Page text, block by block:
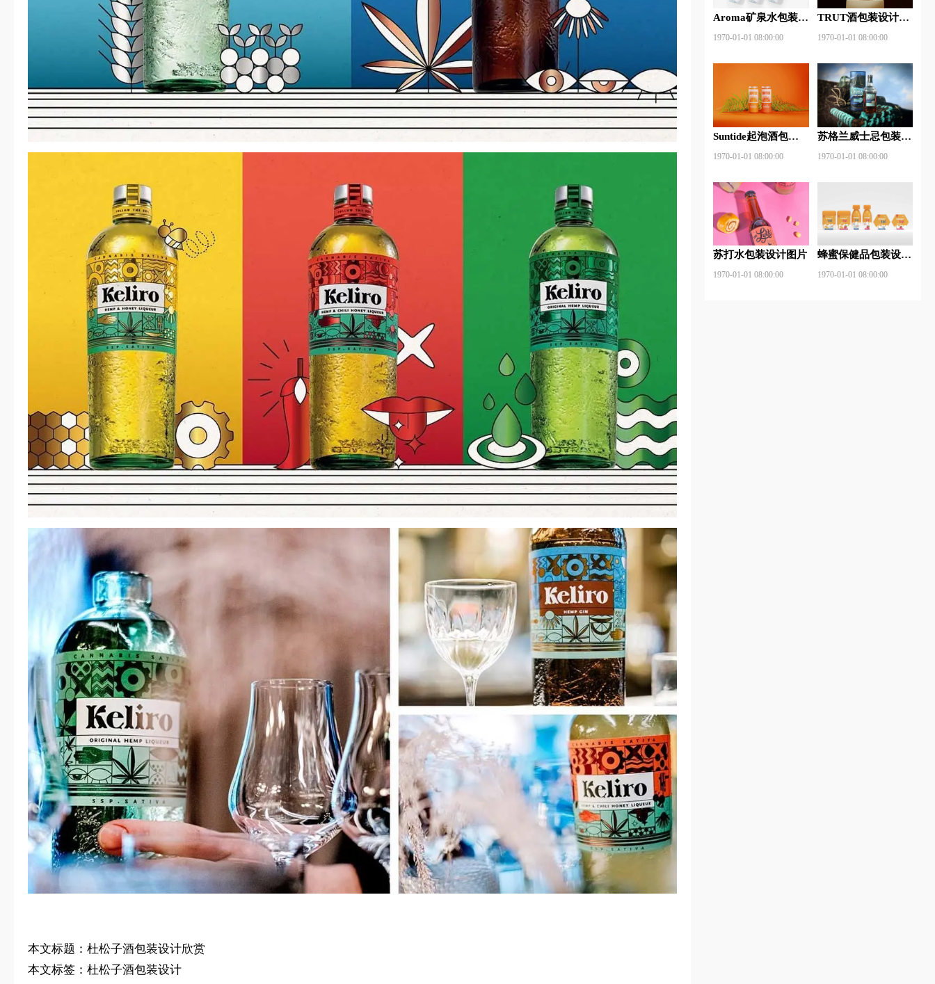
本文标题：杜松子酒包装设计欣赏
本文标签：杜松子酒包装设计
Aroma矿泉水包装设
1970-01-01 08:00:00
TRUT酒包装设计图
1970-01-01 08:00:00
Suntide起泡酒包装
1970-01-01 08:00:00
苏格兰威士忌包装设
1970-01-01 08:00:00
苏打水包装设计图片
1970-01-01 08:00:00
蜂蜜保健品包装设计
1970-01-01 08:00:00